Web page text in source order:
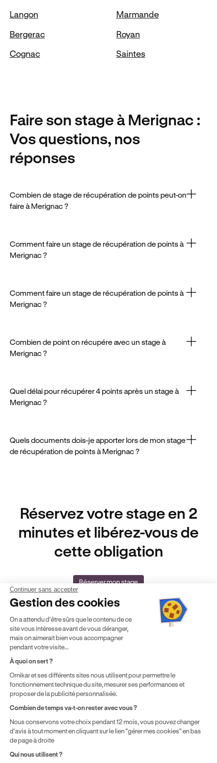
Langon Marmande
Bergerac Royan
Cognac Saintes
Faire son stage à Merignac :
Vos questions, nos
réponses
Combien de stage de récupération de points peut-on
faire à Merignac ?
la date ou du formateur.
Comment faire un stage de récupération de points à
Merignac ?
route.
Comment faire un stage de récupération de points à
Merignac ?
complétez le formulaire d’inscription.
Combien de point on récupére avec un stage à
Merignac ?
Quel délai pour récupérer 4 points après un stage à
Merignac ?
soient réattribués.
Quels documents dois-je apporter lors de mon stage
de récupération de points à Merignac ?
Réservez votre stage en 2
minutes et libérez-vous de
cette obligation
Réserver mon stage
Auto-école agréée
Aide & contact
Club
Auto-école & Assurance
Formation entreprise
Continuer sans accepter
Gestion des cookies
On a attendu d'être sûrs que le contenu de ce
site vous intéresse avant de vous déranger,
mais on aimerait bien vous accompagner
pendant votre visite...
À quoi on sert ?
Ornikar et ses différents sites nous utilisent pour permettre le
fonctionnement technique du site, mesurer ses performances et
proposer de la publicité personnalisée.
Combien de temps va-t-on rester avec vous ?
Nous conservons votre choix pendant 12 mois, vous pouvez changer
d'avis à tout moment en cliquant sur le lien "gérer mes cookies" en bas
de page à droite
Qui nous utilisent ?